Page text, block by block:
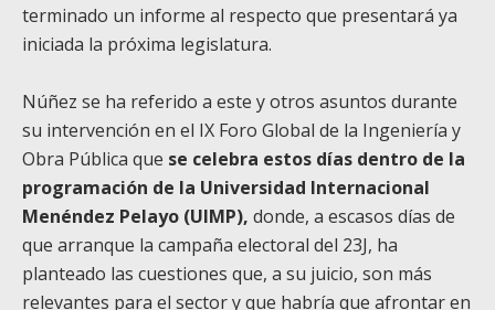
terminado un informe al respecto que presentará ya
iniciada la próxima legislatura.
Núñez se ha referido a este y otros asuntos durante
su intervención en el IX Foro Global de la Ingeniería y
Obra Pública que se celebra estos días dentro de la
programación de la Universidad Internacional
Menéndez Pelayo (UIMP), donde, a escasos días de
que arranque la campaña electoral del 23J, ha
planteado las cuestiones que, a su juicio, son más
relevantes para el sector y que habría que afrontar en